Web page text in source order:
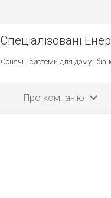
Спеціалізовані
Сонячні системи для дому і
Про компанію